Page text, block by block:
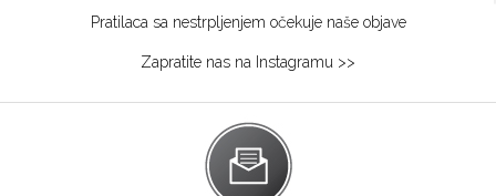
Pratilaca sa nestrpljenjem očekuje naše objave
Zapratite nas na Instagramu >>